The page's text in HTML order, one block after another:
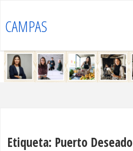
CAMPAS
Etiqueta: Puerto Deseado